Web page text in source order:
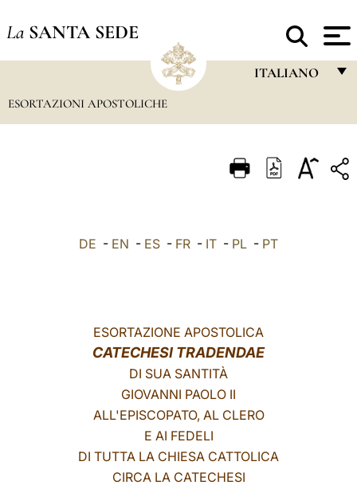
La SANTA SEDE
ITALIANO
ITALIANO
中文
ESORTAZIONI APOSTOLICHE
DE - EN - ES - FR - IT - PL - PT
ESORTAZIONE APOSTOLICA
CATECHESI TRADENDAE
DI SUA SANTITÀ
GIOVANNI PAOLO II
ALL'EPISCOPATO, AL CLERO
E AI FEDELI
DI TUTTA LA CHIESA CATTOLICA
CIRCA LA CATECHESI